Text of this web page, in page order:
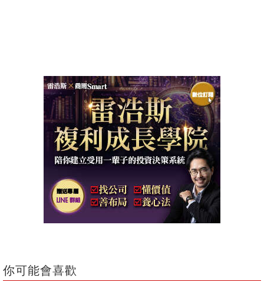
你可能會喜歡